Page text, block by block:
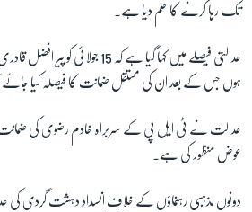
زبان
تک رہا کرنے کا حکم دیا ہے۔
عدالتی فیصلے میں کہا گیا ہے کہ 15
ہوں جس کے بعد ان کی مستقل ضمانت کا فیصلہ کیا جائے
عدالت نے ٹی ایل پی کے سربراہ خادم رضوی کی ضمانت
عوض منظور کی ہے۔
دونوں مذہبی رہنماؤں کے خلاف انسدادِ دہشت گردی کی